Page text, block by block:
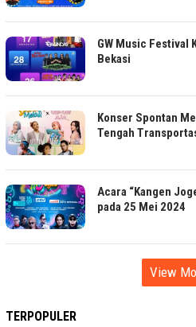
GW Music Festival
Bekasi
Konser Spontan
Tengah
Acara “Kangen
pada 25 Mei 2024
View
TERPOPULER